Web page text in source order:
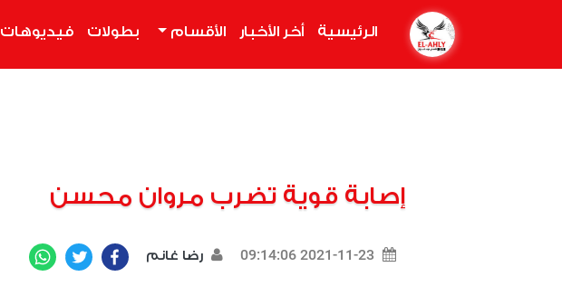
الرئيسية أخر الأخبار الأقسام بطولات فيديوهات
إصابة قوية تضرب مروان محسن
2021-11-23 09:14:06 رضا غانم Facebook
Twitter